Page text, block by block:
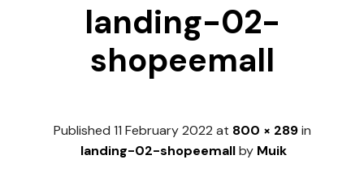
landing-02-
shopeemall
Published 11 February 2022 at 800 × 289in
landing-02-shopeemallby Muik